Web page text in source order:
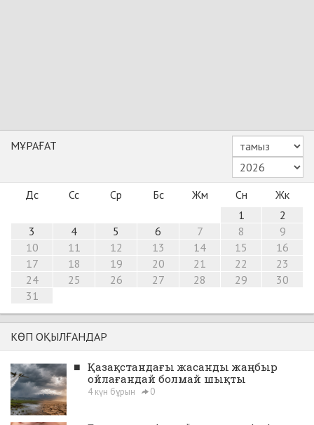
МҰРАҒАТ
Дс Сс Ср Бс Жм Сн
Жк
1
2
3
4 5 6 7 8
9
10
11 12 13 14 15
16
17
18 19 20 21 22
23
24
25 26 27 28 29
30
31
КӨП ОҚЫЛҒАНДАР
■ Қазақстандағы жасанды жаңбыр
ойлағандай болмай шықты
4 күн бұрын 0